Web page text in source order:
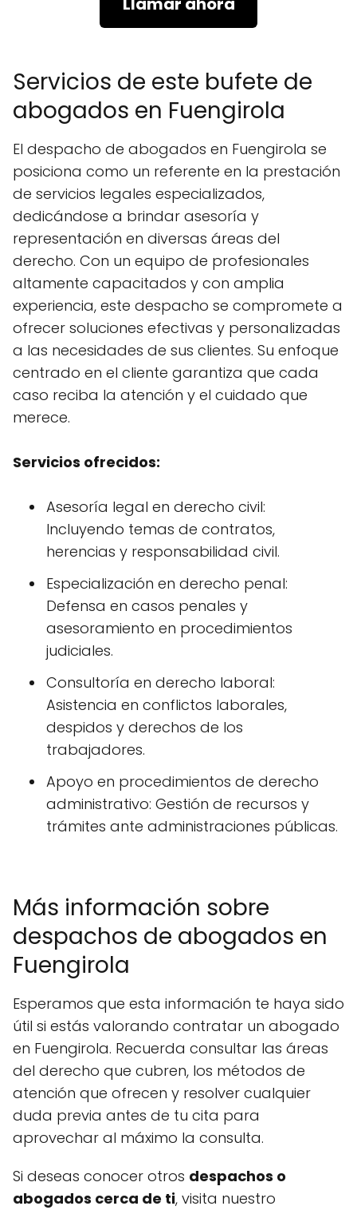
Servicios de este bufete de
abogados en Fuengirola
El despacho de abogados en Fuengirola se
posiciona como un referente en la prestación
de servicios legales especializados,
dedicándose a brindar asesoría y
representación en diversas áreas del
derecho. Con un equipo de profesionales
altamente capacitados y con amplia
experiencia, este despacho se compromete a
ofrecer soluciones efectivas y personalizadas
a las necesidades de sus clientes. Su enfoque
centrado en el cliente garantiza que cada
caso reciba la atención y el cuidado que
merece.
Servicios ofrecidos:
Asesoría legal en derecho civil:
Incluyendo temas de contratos,
herencias y responsabilidad civil.
Especialización en derecho penal:
Defensa en casos penales y
asesoramiento en procedimientos
judiciales.
Consultoría en derecho laboral:
Asistencia en conflictos laborales,
despidos y derechos de los
trabajadores.
Apoyo en procedimientos de derecho
administrativo: Gestión de recursos y
trámites ante administraciones públicas.
Más información sobre
despachos de abogados en
Fuengirola
Esperamos que esta información te haya sido
útil si estás valorando contratar un abogado
en Fuengirola. Recuerda consultar las áreas
del derecho que cubren, los métodos de
atención que ofrecen y resolver cualquier
duda previa antes de tu cita para
aprovechar al máximo la consulta.
Si deseas conocer otros despachos o
abogados cerca de ti, visita nuestro